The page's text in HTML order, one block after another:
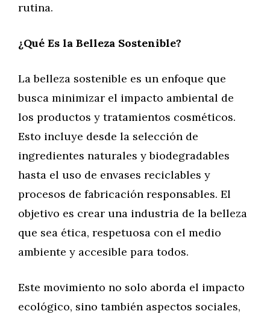
rutina.
¿Qué Es la Belleza Sostenible?
La belleza sostenible es un enfoque que
busca minimizar el impacto ambiental de
los productos y tratamientos cosméticos.
Esto incluye desde la selección de
ingredientes naturales y biodegradables
hasta el uso de envases reciclables y
procesos de fabricación responsables. El
objetivo es crear una industria de la belleza
que sea ética, respetuosa con el medio
ambiente y accesible para todos.
Este movimiento no solo aborda el impacto
ecológico, sino también aspectos sociales,